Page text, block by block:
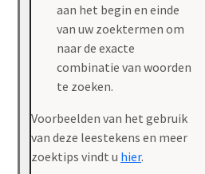
aan het begin en einde
van uw zoektermen om
naar de exacte
combinatie van woorden
te zoeken.
Voorbeelden van het gebruik
van deze leestekens en meer
zoektips vindt u hier.